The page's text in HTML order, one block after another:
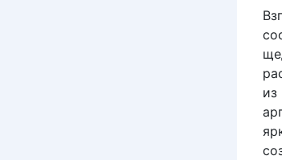
из